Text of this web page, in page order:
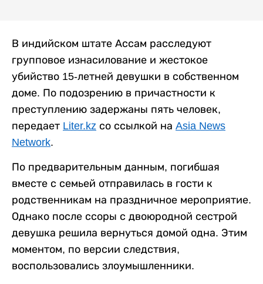
В индийском штате Ассам расследуют
групповое изнасилование и жестокое
убийство 15-летней девушки в собственном
доме. По подозрению в причастности к
преступлению задержаны пять человек,
передает Liter.kz со ссылкой на Asia News
Network.
По предварительным данным, погибшая
вместе с семьей отправилась в гости к
родственникам на праздничное мероприятие.
Однако после ссоры с двоюродной сестрой
девушка решила вернуться домой одна. Этим
моментом, по версии следствия,
воспользовались злоумышленники.